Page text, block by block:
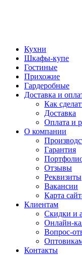
Кухни
Шкафы-купе
Гостиные
Прихожие
Гардеробные
Доставка и
Как
Доставка
Оплата и
О компании
Гарантия
Отзывы
Реквизиты
Вакансии
Карта
Клиентам
Скидки и
Онлайн-
Вопрос-
Контакты